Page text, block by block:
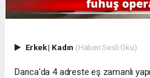
Erkek| Kadın (Haberi Sesli Oku)
Darıca'da 4 adreste eş zamanlı